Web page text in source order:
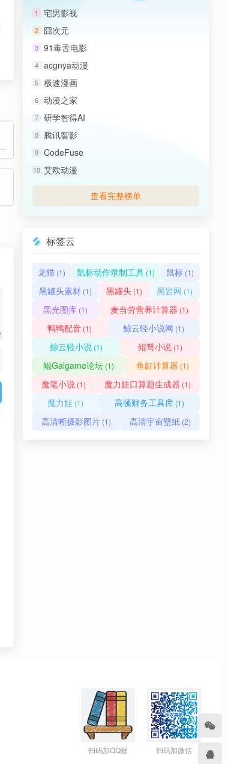
1 宅男影视
2 囧次元
3 91毒舌电影
4 acgnya动漫
5 极速漫画
6 动漫之家
7 研学智得AI
8 腾讯智影
9 CodeFuse
10 艾欧动漫
查看完整榜单
标签云
龙猫(1) 鼠标动作录制工具(1) 鼠标 (1)
黑罐头素材 (1) 黑罐头 (1) 黑岩网 (1)
黑光图库 (1) 麦当劳营养计算器 (1)
鸭鸭配音 (1) 鲸云轻小说网 (1)
鲸云轻小说(1) 鲲弩小说(1)
鲲Galgame论坛(1) 鱼缸计算器 (1)
魔笔小说(1) 魔力娃口算题生成器 (1)
魔力娃 (1) 高顿财务工具库 (1)
高清晰摄影图片(1) 高清宇宙壁纸(2)
扫码加QQ群 扫码加微信